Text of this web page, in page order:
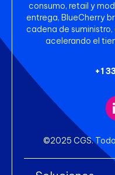
consumo, retail y
entrega, BlueCherry
cadena de
acelerando el
+1
©2025 CGS.